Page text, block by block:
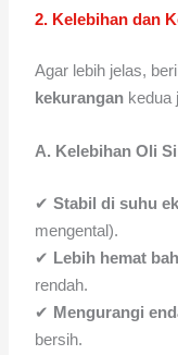
2. Kelebihan dan
Agar lebih jelas,
kekurangan kedua
A. Kelebihan Oli
✔Stabil di suhu
mengental).
✔ Lebih hemat
rendah.
✔ Mengurangi
bersih.